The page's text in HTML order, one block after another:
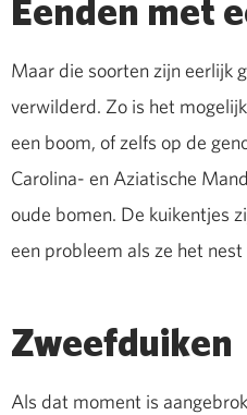
Eenden met
Maar die soorten zijn eerlijk
verwilderd. Zo is het
een boom, of zelfs op de
Carolina- en Aziatische
oude bomen. De kuikentjes
een probleem als ze het
Zweefduiken
Als dat moment is